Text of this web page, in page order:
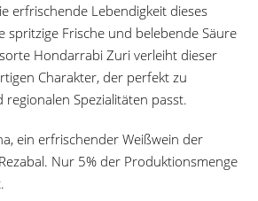
erfrischende Lebendigkeit dieses
spritzige Frische und belebende Säure
Hondarrabi Zuri verleiht dieser
Charakter, der perfekt zu
Spezialitäten passt.
ein erfrischender Weißwein der
Nur 5% der Produktionsmenge